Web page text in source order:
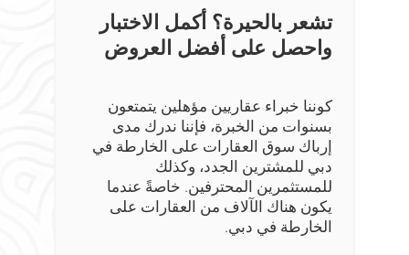
تشعر بالحيرة؟ أكمل الاختبار
واحصل على أفضل العروض
كوننا خبراء عقاريين مؤهلين يتمتعون
بسنوات من الخبرة، فإننا ندرك مدى
إرباك سوق العقارات على الخارطة في
دبي للمشترين الجدد، وكذلك
للمستثمرين المحترفين. خاصةً عندما
يكون هناك الآلاف من العقارات على
الخارطة في دبي.